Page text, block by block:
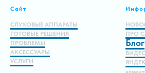
Сайт
СЛУХОВЫЕ АППАРАТЫ
ГОТОВЫЕ РЕШЕНИЯ
ПРОБЛЕМЫ
АКСЕССУАРЫ
УСЛУГИ
ПРО
Блог